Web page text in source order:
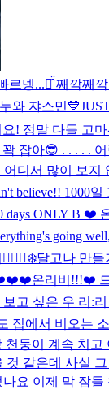
르넹...ㅠ̑̈ 째깍째
와 쟈스민💙
정말 다들 고
잡아😎 . . . . .
디서 많이 보지
believe!! 1000
days ONLY B ❤️
going
달고나 만들
온리비!!!❤️
보고 싶은 우 리:
에서 비오는
둥이 계속 치
같은데 사실
요 이제 막 잠